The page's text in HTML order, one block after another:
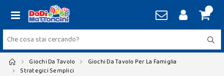
Giochi Da Tavolo
Giochi Da Tavolo Per La Famiglia
Strategici Semplici